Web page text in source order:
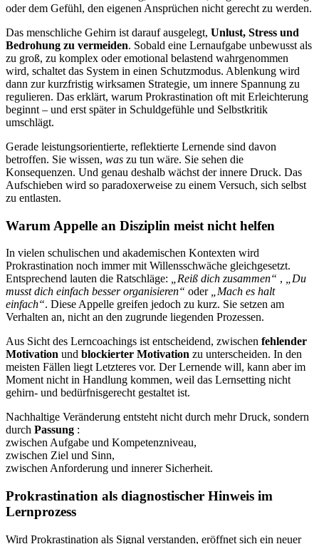
oder dem Gefühl, den eigenen Ansprüchen nicht gerecht zu werden.
Das menschliche Gehirn ist darauf ausgelegt, Unlust, Stress und
Bedrohung zu vermeiden. Sobald eine Lernaufgabe unbewusst als
zu groß, zu komplex oder emotional belastend wahrgenommen
wird, schaltet das System in einen Schutzmodus. Ablenkung wird
dann zur kurzfristig wirksamen Strategie, um innere Spannung zu
regulieren. Das erklärt, warum Prokrastination oft mit Erleichterung
beginnt – und erst später in Schuldgefühle und Selbstkritik
umschlägt.
Gerade leistungsorientierte, reflektierte Lernende sind davon
betroffen. Sie wissen, was zu tun wäre. Sie sehen die
Konsequenzen. Und genau deshalb wächst der innere Druck. Das
Aufschieben wird so paradoxerweise zu einem Versuch, sich selbst
zu entlasten.
Warum Appelle an Disziplin meist nicht helfen
In vielen schulischen und akademischen Kontexten wird
Prokrastination noch immer mit Willensschwäche gleichgesetzt.
Entsprechend lauten die Ratschläge:
„Reiß dich zusammen“ ,
„Du
musst dich einfach besser organisieren“ oder
„Mach es halt
einfach“. Diese Appelle greifen jedoch zu kurz. Sie setzen am
Verhalten an, nicht an den zugrunde liegenden Prozessen.
Aus Sicht des Lerncoachings ist entscheidend, zwischen fehlender
Motivation und blockierter Motivation zu unterscheiden. In den
meisten Fällen liegt Letzteres vor. Der Lernende will, kann aber im
Moment nicht in Handlung kommen, weil das Lernsetting nicht
gehirn- und bedürfnisgerecht gestaltet ist.
Nachhaltige Veränderung entsteht nicht durch mehr Druck, sondern
durch Passung :
zwischen Aufgabe und Kompetenzniveau,
zwischen Ziel und Sinn,
zwischen Anforderung und innerer Sicherheit.
Prokrastination als diagnostischer Hinweis im
Lernprozess
Wird Prokrastination als Signal verstanden, eröffnet sich ein neuer